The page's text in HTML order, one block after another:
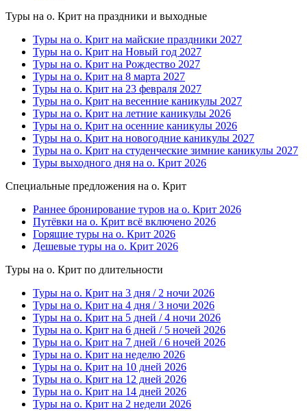
Туры на о. Крит на праздники и выходные
Туры на о. Крит на майские праздники 2027
Туры на о. Крит на Новый год 2027
Туры на о. Крит на Рождество 2027
Туры на о. Крит на 8 марта 2027
Туры на о. Крит на 23 февраля 2027
Туры на о. Крит на весенние каникулы 2027
Туры на о. Крит на летние каникулы 2026
Туры на о. Крит на осенние каникулы 2026
Туры на о. Крит на новогодние каникулы 2027
Туры на о. Крит на студенческие зимние каникулы 2027
Туры выходного дня на о. Крит 2026
Специальные предложения на о. Крит
Раннее бронирование туров на о. Крит 2026
Путёвки на о. Крит всё включено 2026
Горящие туры на о. Крит 2026
Дешевые туры на о. Крит 2026
Туры на о. Крит по длительности
Туры на о. Крит на 3 дня / 2 ночи 2026
Туры на о. Крит на 4 дня / 3 ночи 2026
Туры на о. Крит на 5 дней / 4 ночи 2026
Туры на о. Крит на 6 дней / 5 ночей 2026
Туры на о. Крит на 7 дней / 6 ночей 2026
Туры на о. Крит на неделю 2026
Туры на о. Крит на 10 дней 2026
Туры на о. Крит на 12 дней 2026
Туры на о. Крит на 14 дней 2026
Туры на о. Крит на 2 недели 2026